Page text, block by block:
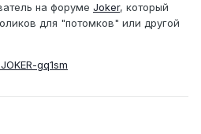
на форуме Joker, который
для "потомков" или другой
gq1sm